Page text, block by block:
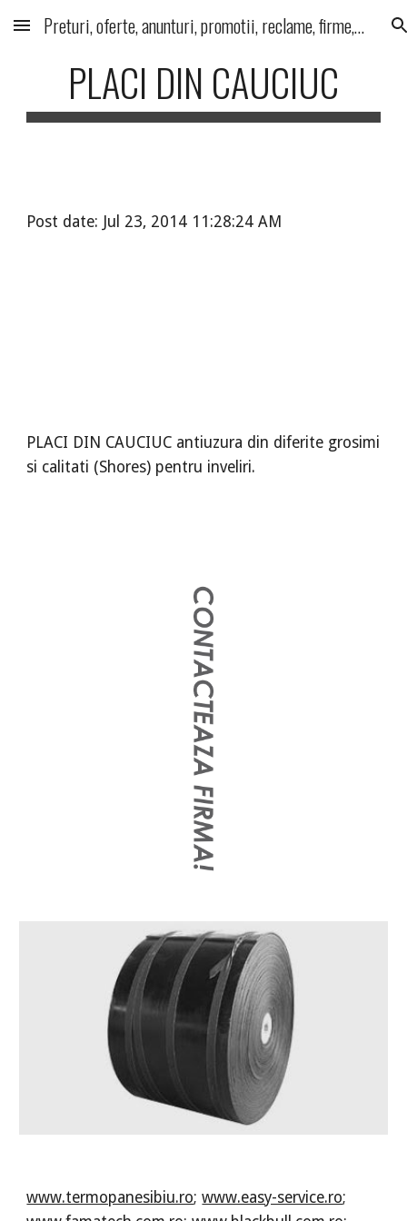
Skip to main content Skip to navigation
Preturi, oferte, anunturi, promotii, reclame, firme, produse, servicii
PLACI DIN CAUCIUC
Post date: Jul 23, 2014 11:28:24 AM
PLACI DIN CAUCIUC antiuzura din diferite grosimi
si calitati (Shores) pentru inveliri.
www.termopanesibiu.ro;www.easy-service.ro;